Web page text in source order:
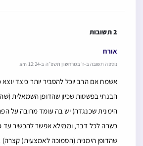
2 תשובות
אורח
נוספה תשובה ב-ז׳ במרחשוון תשפ״ה ב-12:24 am
אשמח אם הרב יוכל להסביר יותר כיצד
הבנתי בפשטות שכיון שהדופן השמאלית
הימנית שכנגדה) יש בה עומד מרובה על
כשרה לכל דבר, וממילא אפשר להכשיר עד
שהדופן הימנית (הסמוכה לאמצעית) קצרה)